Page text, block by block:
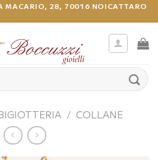
MACARIO, 28, 70016 NOICATTARO
/ COLLANE